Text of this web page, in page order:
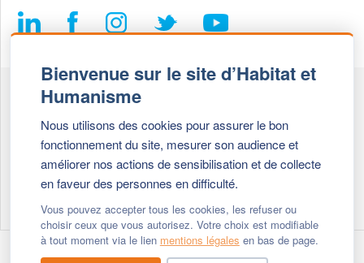
Bienvenue sur le site d’Habitat et
Humanisme
Nous utilisons des cookies pour assurer le bon
fonctionnement du site, mesurer son audience et
améliorer nos actions de sensibilisation et de collecte
en faveur des personnes en difficulté.
Vous pouvez accepter tous les cookies, les refuser ou
choisir ceux que vous autorisez. Votre choix est modifiable
à tout moment via le lien mentions légales en bas de page.
69647 Caluire et Cuire cedex
+ 33 (0)4 72 27 42 58